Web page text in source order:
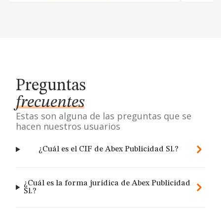
Preguntas
frecuentes
Estas son alguna de las preguntas que se
hacen nuestros usuarios
¿Cuál es el CIF de Abex Publicidad Sl.?
¿Cuál es la forma jurídica de Abex Publicidad
Sl.?